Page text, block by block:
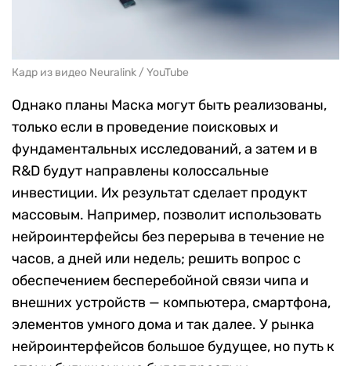
Кадр из видео Neuralink / YouTube
Однако планы Маска могут быть реализованы,
только если в проведение поисковых и
фундаментальных исследований, а затем и в
R&D будут направлены колоссальные
инвестиции. Их результат сделает продукт
массовым. Например, позволит использовать
нейроинтерфейсы без перерыва в течение не
часов, а дней или недель; решить вопрос с
обеспечением бесперебойной связи чипа и
внешних устройств — компьютера, смартфона,
элементов умного дома и так далее. У рынка
нейроинтерфейсов большое будущее, но путь к